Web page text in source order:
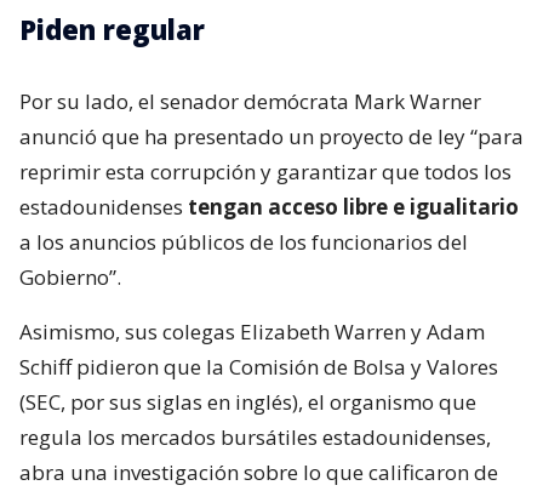
Piden regular
Por su lado, el senador demócrata Mark Warner
anunció que ha presentado un proyecto de ley “para
reprimir esta corrupción y garantizar que todos los
estadounidenses tengan acceso libre e igualitario
a los anuncios públicos de los funcionarios del
Gobierno”.
Asimismo, sus colegas Elizabeth Warren y Adam
Schiff pidieron que la Comisión de Bolsa y Valores
(SEC, por sus siglas en inglés), el organismo que
regula los mercados bursátiles estadounidenses,
abra una investigación sobre lo que calificaron de